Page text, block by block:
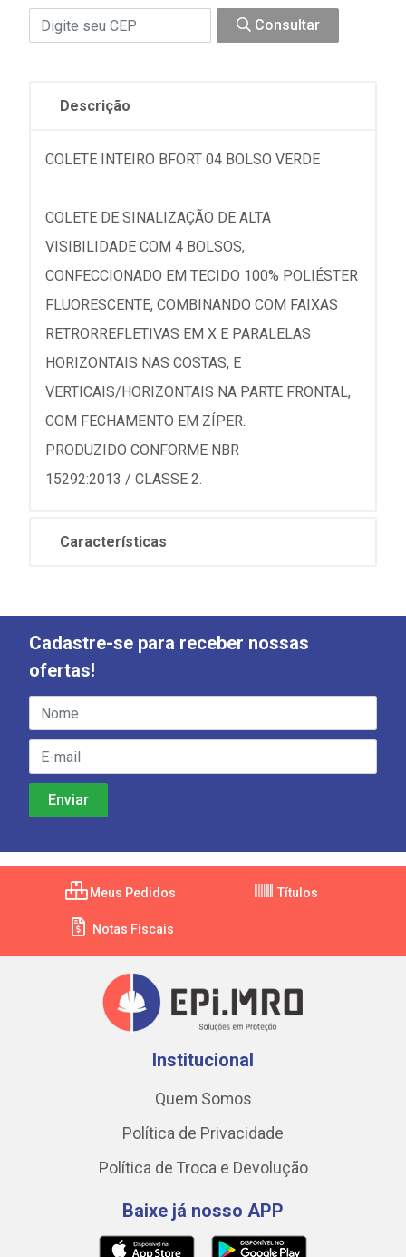
Consultar
Descrição
COLETE INTEIRO BFORT 04 BOLSO VERDE
COLETE DE SINALIZAÇÃO DE ALTA
VISIBILIDADE COM 4 BOLSOS,
CONFECCIONADO EM TECIDO 100% POLIÉSTER
FLUORESCENTE, COMBINANDO COM FAIXAS
RETRORREFLETIVAS EM X E PARALELAS
HORIZONTAIS NAS COSTAS, E
VERTICAIS/HORIZONTAIS NA PARTE FRONTAL,
COM FECHAMENTO EM ZÍPER.
PRODUZIDO CONFORME NBR
15292:2013 / CLASSE 2.
Características
Cadastre-se para receber nossas
ofertas!
Meus Pedidos Títulos
Notas Fiscais
Institucional
Quem Somos
Política de Privacidade
Política de Troca e Devolução
Baixe já nosso APP